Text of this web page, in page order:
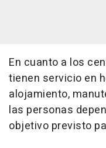
En cuanto a los
tienen servicio en
alojamiento,
las personas
objetivo previsto